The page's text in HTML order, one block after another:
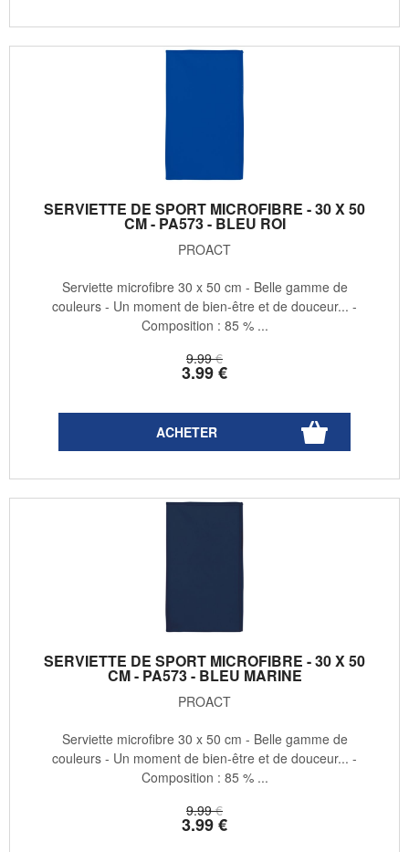
SERVIETTE DE SPORT MICROFIBRE - 30 X 50
CM - PA573 - BLEU ROI
PROACT
9.99 €
3.99€
Serviette microfibre 30 x 50 cm - Belle gamme de
couleurs - Un moment de bien-être et de douceur... -
Composition : 85 % ...
SERVIETTE DE SPORT MICROFIBRE - 30 X 50
CM - PA573 - BLEU MARINE
PROACT
9.99 €
3.99€
Serviette microfibre 30 x 50 cm - Belle gamme de
couleurs - Un moment de bien-être et de douceur... -
Composition : 85 % ...